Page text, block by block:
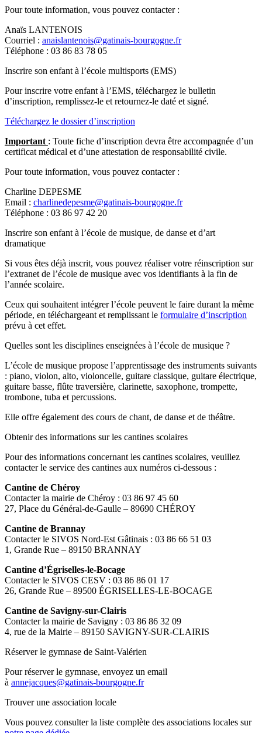
Pour toute information, vous pouvez contacter :
Anaïs LANTENOIS
Courriel : anaislantenois@gatinais-bourgogne.fr
Téléphone : 03 86 83 78 05
Inscrire son enfant à l’école multisports (EMS)
Pour inscrire votre enfant à l’EMS, téléchargez le bulletin
d’inscription, remplissez-le et retournez-le daté et signé.
Téléchargez le dossier d’inscription
Important : Toute fiche d’inscription devra être accompagnée d’un
certificat médical et d’une attestation de responsabilité civile.
Pour toute information, vous pouvez contacter :
Charline DEPESME
Email : charlinedepesme@gatinais-bourgogne.fr
Téléphone : 03 86 97 42 20
Inscrire son enfant à l’école de musique, de danse et d’art
dramatique
Si vous êtes déjà inscrit, vous pouvez réaliser votre réinscription sur
l’extranet de l’école de musique avec vos identifiants à la fin de
l’année scolaire.
Ceux qui souhaitent intégrer l’école peuvent le faire durant la même
période, en téléchargeant et remplissant le formulaire d’inscription
prévu à cet effet.
Quelles sont les disciplines enseignées à l’école de musique ?
L’école de musique propose l’apprentissage des instruments suivants
: piano, violon, alto, violoncelle, guitare classique, guitare électrique,
guitare basse, flûte traversière, clarinette, saxophone, trompette,
trombone, tuba et percussions.
Elle offre également des cours de chant, de danse et de théâtre.
Obtenir des informations sur les cantines scolaires
Pour des informations concernant les cantines scolaires, veuillez
contacter le service des cantines aux numéros ci-dessous :
Cantine de Chéroy
Contacter la mairie de Chéroy : 03 86 97 45 60
27, Place du Général-de-Gaulle – 89690 CHÉROY
Cantine de Brannay
Contacter le SIVOS Nord-Est Gâtinais : 03 86 66 51 03
1, Grande Rue – 89150 BRANNAY
Cantine d’Égriselles-le-Bocage
Contacter le SIVOS CESV : 03 86 86 01 17
26, Grande Rue – 89500 ÉGRISELLES-LE-BOCAGE
Cantine de Savigny-sur-Clairis
Contacter la mairie de Savigny : 03 86 86 32 09
4, rue de la Mairie – 89150 SAVIGNY-SUR-CLAIRIS
Réserver le gymnase de Saint-Valérien
Pour réserver le gymnase, envoyez un email
à annejacques@gatinais-bourgogne.fr
Trouver une association locale
Vous pouvez consulter la liste complète des associations locales sur